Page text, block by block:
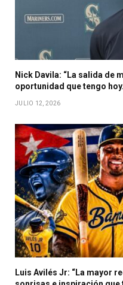
Nick Davila: “La salida de
oportunidad que tengo
JULIO 12, 2026
Luis Avilés Jr: “La mayor